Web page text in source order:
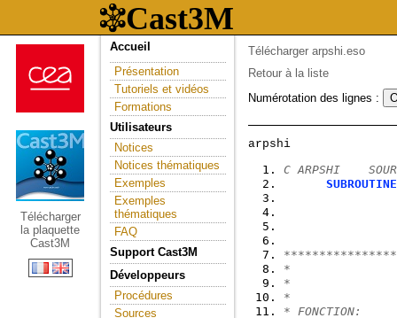
Télécharger
la plaquette
Cast3M
Accueil
Présentation
Tutoriels et vidéos
Formations
Utilisateurs
Notices
Notices thématiques
Exemples
Exemples
thématiques
FAQ
Support Cast3M
Développeurs
Procédures
Sources
Télécharger arpshi.eso
Retour à la liste
Numérotation des lignes :
C ARPSHI
SUBROUTINE
*
*
*
* FONCTION: